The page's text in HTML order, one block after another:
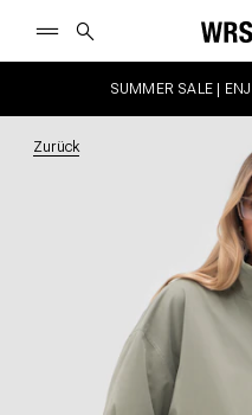
SUMMER SALE |
Zurück